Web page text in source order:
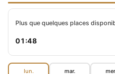
Plus que quelques places
01:47
lun. mar.